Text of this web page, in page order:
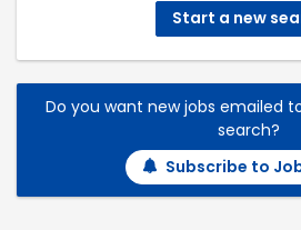
Start a new
Do you want new jobs emailed
search?
Subscribe to